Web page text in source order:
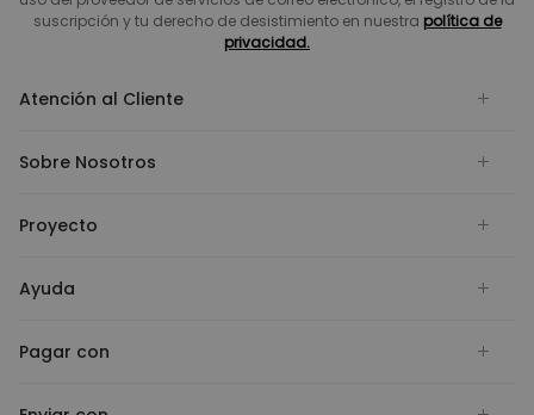
suscripción y tu derecho de desistimiento en nuestra política de
privacidad.
Atención al Cliente
Sobre Nosotros
Proyecto
Ayuda
Pagar con